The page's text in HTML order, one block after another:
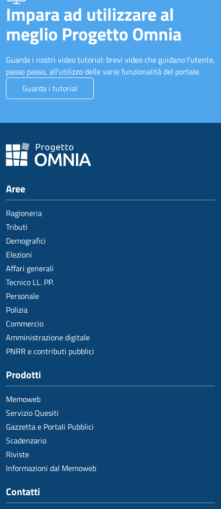
Impara ad utilizzare al
meglio Progetto Omnia
Guarda i nostri video tutorial: brevi video che guidano l'utente,
passo passo, all'utilizzo delle varie funzionalità del portale.
Guarda i tutorial
Aree
Ragioneria
Tributi
Demografici
Elezioni
Affari generali
Tecnico LL. PP.
Personale
Polizia
Commercio
Amministrazione digitale
PNRR e contributi pubblici
Prodotti
Memoweb
Servizio Quesiti
Gazzetta e Portali Pubblici
Scadenzario
Riviste
Informazioni dal Memoweb
Contatti